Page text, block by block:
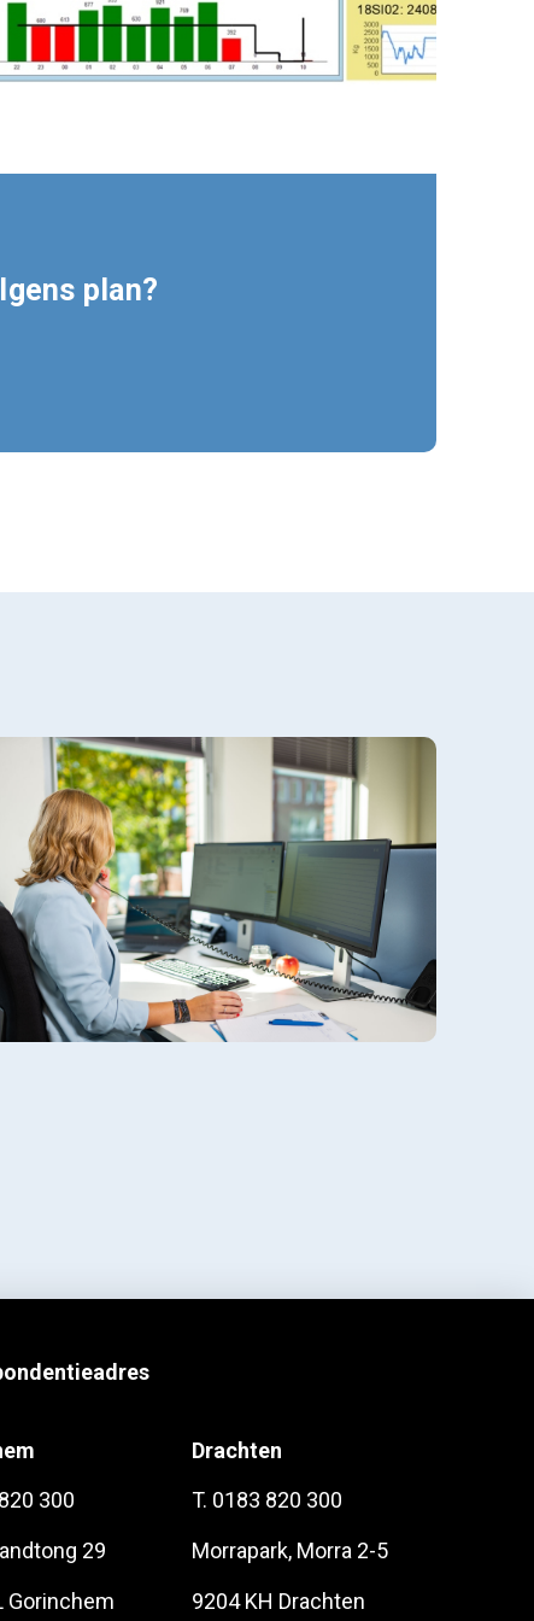
plan?
300
29
Gorinchem
Drachten
T. 0183 820 300
Morrapark, Morra 2-5
9204 KH Drachten